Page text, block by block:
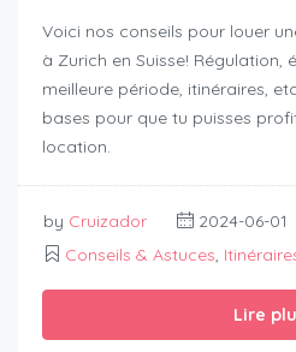
Voici nos conseils pour louer
à Zurich en Suisse! Régulation,
meilleure période, itinéraires,
bases pour que tu puisses
location.
by Cruizador
2024-06-01
Conseils & Astuces,
Lire